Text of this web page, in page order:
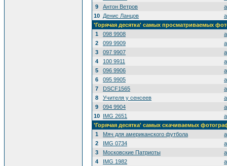
9
Антон Ветров
10 Денис Ланцов
'Горячая десятка' самых просматриваемых
1
098 9908
2
099 9909
3
097 9907
4
100 9911
5
096 9906
6
095 9905
7
DSCF1565
8
Учителя у сенсеев
9
094 9904
10 IMG 2651
'Горячая десятка' самых скачиваемых
1
Мяч для американского футбола
2
IMG 0734
3
Московские Патриоты
4
IMG 1982